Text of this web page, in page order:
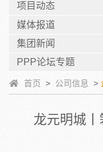
项目动态
媒体报道
集团新闻
PPP论坛专题
首页 > 公司信息 >
龙元明城